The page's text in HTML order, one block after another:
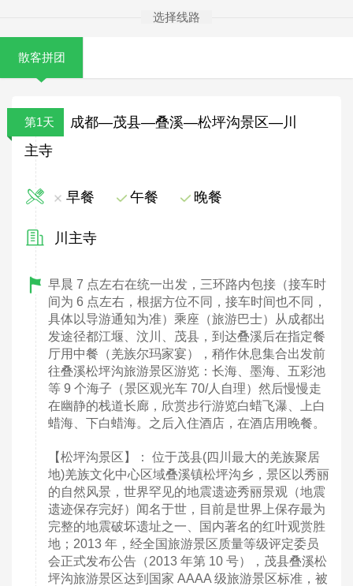
选择线路
散客拼团
第1天
成都—茂县—叠溪—松坪沟景区—川
主寺
早餐 午餐 晚餐
川主寺
早晨 7 点左右在统一出发，三环路内包接（接车时
间为 6 点左右，根据方位不同，接车时间也不同，
具体以导游通知为准）乘座（旅游巴士）从成都出
发途径都江堰、汶川、茂县，到达叠溪后在指定餐
厅用中餐（羌族尔玛家宴），稍作休息集合出发前
往叠溪松坪沟旅游景区游览：长海、墨海、五彩池
等 9 个海子（景区观光车 70/人自理）然后慢慢走
在幽静的栈道长廊，欣赏步行游览白蜡飞瀑、上白
蜡海、下白蜡海。之后入住酒店，在酒店用晚餐。
【松坪沟景区】： 位于茂县(四川最大的羌族聚居
地)羌族文化中心区域叠溪镇松坪沟乡，景区以秀丽
的自然风景，世界罕见的地震遗迹秀丽景观（地震
遗迹保存完好）闻名于世，目前是世界上保存最为
完整的地震破坏遗址之一、国内著名的红叶观赏胜
地；2013 年，经全国旅游景区质量等级评定委员
会正式发布公告（2013 年第 10 号），茂县叠溪松
坪沟旅游景区达到国家 AAAA 级旅游景区标准，被